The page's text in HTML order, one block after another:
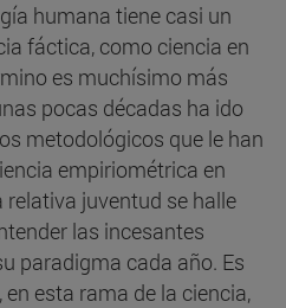
humana tiene casi un
fáctica, como ciencia en
es muchísimo más
pocas décadas ha ido
metodológicos que le han
empiriométrica en
relativa juventud se halle
las incesantes
paradigma cada año. Es
esta rama de la ciencia,